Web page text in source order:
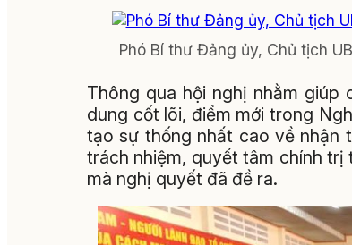
Phó Bí thư Đảng ủy, Chủ tịch
Thông qua hội nghị nhằm
dung cốt lõi, điểm mới trong
tạo sự thống nhất cao về nhận
trách nhiệm, quyết tâm chính
mà nghị quyết đã đề ra.